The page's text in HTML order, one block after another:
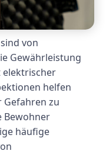
von
Gewährleistung
elektrischer
helfen
Gefahren zu
Bewohner
häufige